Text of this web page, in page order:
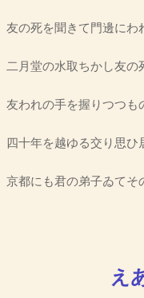
友の死を聞きて門邊にわ
二月堂の水取ちかし友の
友われの手を握りつつも
四十年を越ゆる交り思ひ
京都にも君の弟子ゐてそ
え